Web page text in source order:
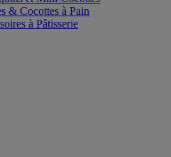
& Cocottes à Pain
à Pâtisserie